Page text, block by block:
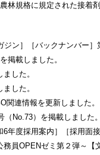
林規格に規定された接
ジン］［バックナンバー］
掲載しました。
した。
した。
関連情報を更新しました。
（No.73）を掲載しました。
6年度採用案内］［採用面
務員OPENゼミ第２弾～